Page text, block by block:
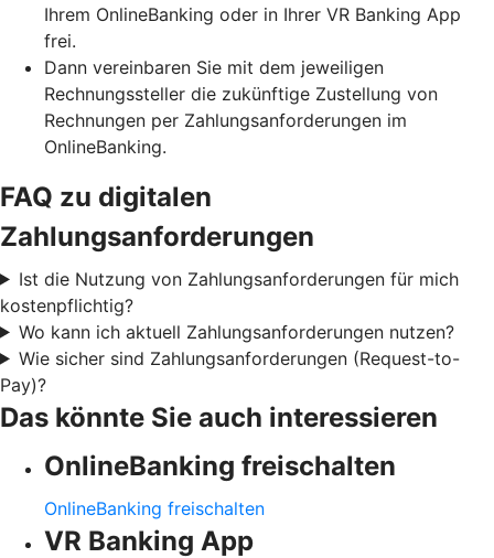
Ihrem OnlineBanking oder in Ihrer VR Banking App
frei.
Dann vereinbaren Sie mit dem jeweiligen
Rechnungssteller die zukünftige Zustellung von
Rechnungen per Zahlungsanforderungen im
OnlineBanking.
FAQ zu digitalen
Zahlungsanforderungen
Ist die Nutzung von Zahlungsanforderungen für mich
kostenpflichtig?
Wo kann ich aktuell Zahlungsanforderungen nutzen?
Wie sicher sind Zahlungsanforderungen (Request-to-
Pay)?
Das könnte Sie auch interessieren
OnlineBanking freischalten
OnlineBanking freischalten
VR Banking App